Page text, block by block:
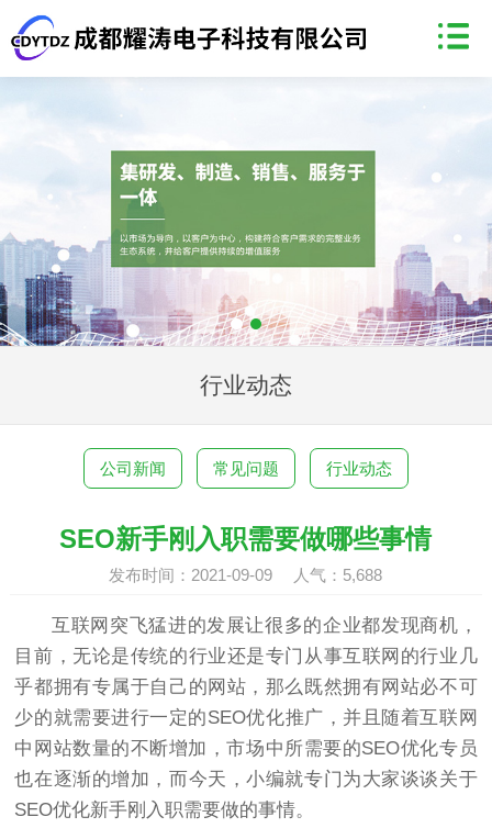
行业动态
公司新闻 常见问题 行业动态
SEO新手刚入职需要做哪些事情
发布时间：2021-09-09 人气： 5,688
互联网突飞猛进的发展让很多的企业都发现商机，
目前，无论是传统的行业还是专门从事互联网的行业几
乎都拥有专属于自己的网站，那么既然拥有网站必不可
少的就需要进行一定的SEO优化推广，并且随着互联网
中网站数量的不断增加，市场中所需要的SEO优化专员
也在逐渐的增加，而今天，小编就专门为大家谈谈关于
SEO优化新手刚入职需要做的事情。